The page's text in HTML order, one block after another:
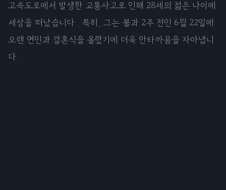
고속도로에서 발생한 교통사고로 인해 28세의 젊은 나이에
세상을 떠났습니다 . 특히, 그는 불과 2주 전인 6월 22일에
오랜 연인과 결혼식을 올렸기에 더욱 안타까움을 자아냅니
다 .